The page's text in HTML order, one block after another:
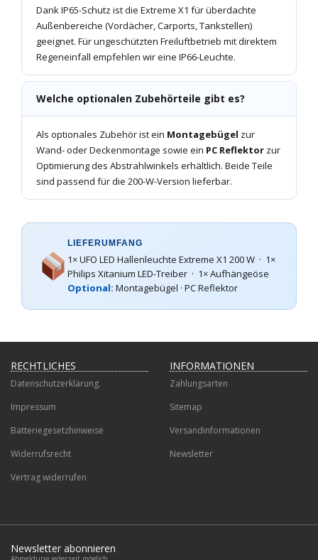
Dank IP65-Schutz ist die Extreme X1 für überdachte
Außenbereiche (Vordächer, Carports, Tankstellen)
geeignet. Für ungeschützten Freiluftbetrieb mit direktem
Regeneinfall empfehlen wir eine IP66-Leuchte.
Welche optionalen Zubehörteile gibt es?
Als optionales Zubehör ist ein Montagebügel zur
Wand- oder Deckenmontage sowie ein PC Reflektor zur
Optimierung des Abstrahlwinkels erhältlich. Beide Teile
sind passend für die 200-W-Version lieferbar.
LIEFERUMFANG
1× UFO LED Hallenleuchte Extreme X1 200 W · 1×
Philips Xitanium LED-Treiber · 1× Aufhängeöse
Optional: Montagebügel · PC Reflektor
RECHTLICHES
Datenschutzerklärung.
Impressum
Batteriegesetzhinweise
Widerrufsrecht
Vertrag widerrufen
INFORMATIONEN
Zahlungsarten
Sitemap
Versandinformationen
Newsletter
Newsletter abonnieren